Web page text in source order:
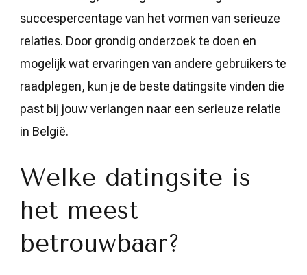
succespercentage van het vormen van serieuze
relaties. Door grondig onderzoek te doen en
mogelijk wat ervaringen van andere gebruikers te
raadplegen, kun je de beste datingsite vinden die
past bij jouw verlangen naar een serieuze relatie
in België.
Welke datingsite is
het meest
betrouwbaar?